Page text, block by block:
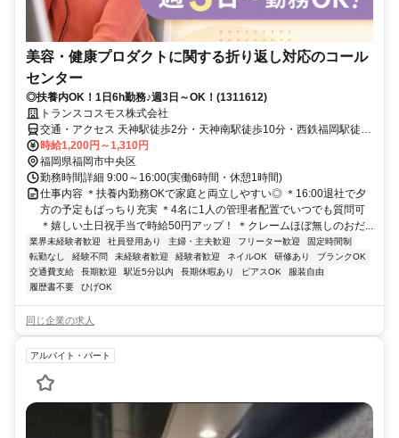
美容・健康プロダクトに関する折り返し対応のコール
センター
◎扶養内OK！1日6h勤務♪週3日～OK！(1311612)
トランスコスモス株式会社
交通・アクセス 天神駅徒歩2分・天神南駅徒歩10分・西鉄福岡駅徒歩
5分
時給1,200円～1,310円
福岡県福岡市中央区
勤務時間詳細 9:00～16:00(実働6時間・休憩1時間)
仕事内容 ＊扶養内勤務OKで家庭と両立しやすい◎ ＊16:00退社で夕
方の予定もばっちり充実 ＊4名に1人の管理者配置でいつでも質問可
＊嬉しい土日祝手当で時給50円アップ！ ＊クレームほぼ無しのおだ...
業界未経験者歓迎 社員登用あり 主婦・主夫歓迎 フリーター歓迎
固定時間制
転勤なし
経験不問 未経験者歓迎 経験者歓迎 ネイルOK 研修あり
ブランクOK
交通費支給
長期歓迎 駅近5分以内 長期休暇あり ピアスOK
服装自由
履歴書不要
ひげOK
同じ企業の求人
アルバイト・パート